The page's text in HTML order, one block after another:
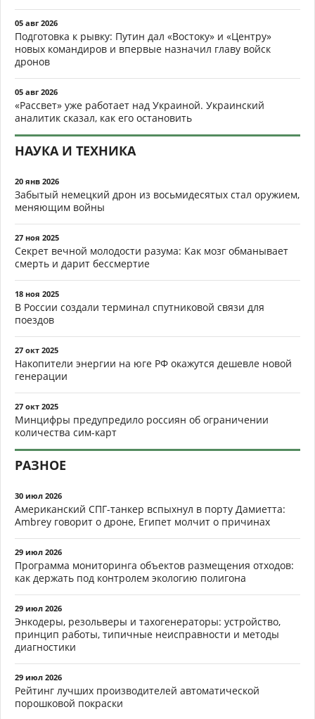
05 авг 2026
Подготовка к рывку: Путин дал «Востоку» и «Центру»
новых командиров и впервые назначил главу войск
дронов
05 авг 2026
«Рассвет» уже работает над Украиной. Украинский
аналитик сказал, как его остановить
НАУКА И ТЕХНИКА
20 янв 2026
Забытый немецкий дрон из восьмидесятых стал оружием,
меняющим войны
27 ноя 2025
Секрет вечной молодости разума: Как мозг обманывает
смерть и дарит бессмертие
18 ноя 2025
В России создали терминал спутниковой связи для
поездов
27 окт 2025
Накопители энергии на юге РФ окажутся дешевле новой
генерации
27 окт 2025
Минцифры предупредило россиян об ограничении
количества сим-карт
РАЗНОЕ
30 июл 2026
Американский СПГ-танкер вспыхнул в порту Дамиетта:
Ambrey говорит о дроне, Египет молчит о причинах
29 июл 2026
Программа мониторинга объектов размещения отходов:
как держать под контролем экологию полигона
29 июл 2026
Энкодеры, резольверы и тахогенераторы: устройство,
принцип работы, типичные неисправности и методы
диагностики
29 июл 2026
Рейтинг лучших производителей автоматической
порошковой покраски